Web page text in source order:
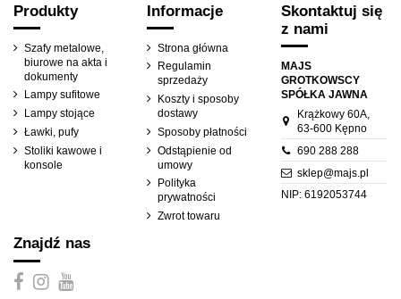
Produkty
Szafy metalowe,
biurowe na akta i
dokumenty
Lampy sufitowe
Lampy stojące
Ławki, pufy
Stoliki kawowe i
konsole
Informacje
Strona główna
Regulamin
sprzedaży
Koszty i sposoby
dostawy
Sposoby płatności
Odstąpienie od
umowy
Polityka
prywatności
Zwrot towaru
Skontaktuj się
z nami
MAJS
GROTKOWSCY
SPÓŁKA JAWNA
Krążkowy 60A,
63-600 Kępno
690 288 288
sklep@majs.pl
NIP: 6192053744
Znajdź nas